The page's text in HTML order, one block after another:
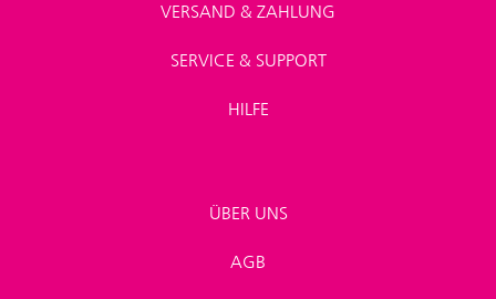
VERSAND & ZAHLUNG
SERVICE & SUPPORT
HILFE
ÜBER UNS
AGB